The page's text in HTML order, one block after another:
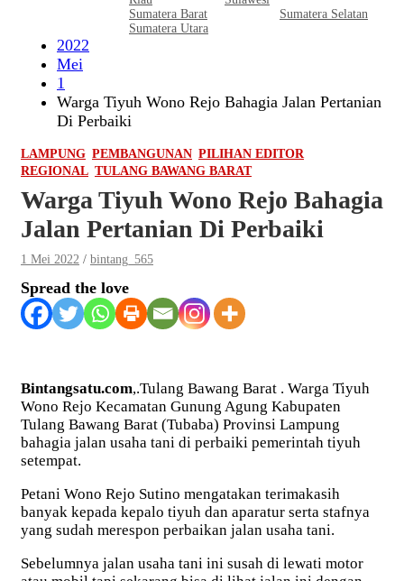
Sumatera Barat
Sumatera Selatan
Sumatera Utara
2022
Mei
1
Warga Tiyuh Wono Rejo Bahagia Jalan Pertanian
Di Perbaiki
LAMPUNG PEMBANGUNAN PILIHAN EDITOR
REGIONAL TULANG BAWANG BARAT
Warga Tiyuh Wono Rejo Bahagia
Jalan Pertanian Di Perbaiki
1 Mei 2022 bintang_565
Spread the love
Bintangsatu.com,.Tulang Bawang Barat . Warga Tiyuh
Wono Rejo Kecamatan Gunung Agung Kabupaten
Tulang Bawang Barat (Tubaba) Provinsi Lampung
bahagia jalan usaha tani di perbaiki pemerintah tiyuh
setempat.
Petani Wono Rejo Sutino mengatakan terimakasih
banyak kepada kepalo tiyuh dan aparatur serta stafnya
yang sudah merespon perbaikan jalan usaha tani.
Sebelumnya jalan usaha tani ini susah di lewati motor